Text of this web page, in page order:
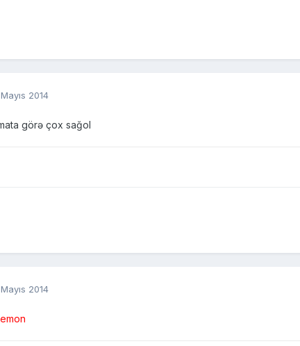
2014
görə çox sağol
2014